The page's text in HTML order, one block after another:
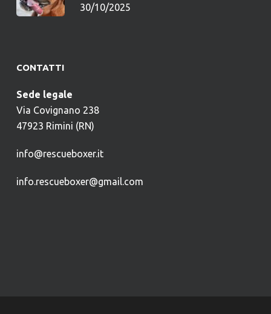
30/10/2025
CONTATTI
Sede legale
Via Covignano 238
47923 Rimini (RN)
info@rescueboxer.it
info.rescueboxer@gmail.com